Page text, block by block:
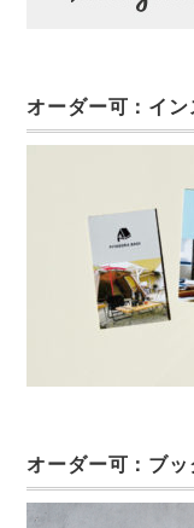
オーダー可：イ
オーダー可：ブ